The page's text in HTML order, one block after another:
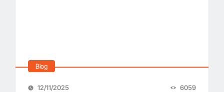
Blog
12/11/2025 6059